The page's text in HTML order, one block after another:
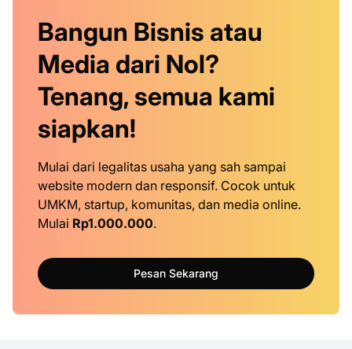
Bangun Bisnis atau
Media dari Nol?
Tenang, semua kami
siapkan!
Mulai dari legalitas usaha yang sah sampai
website modern dan responsif. Cocok untuk
UMKM, startup, komunitas, dan media online.
Mulai Rp1.000.000.
Pesan Sekarang